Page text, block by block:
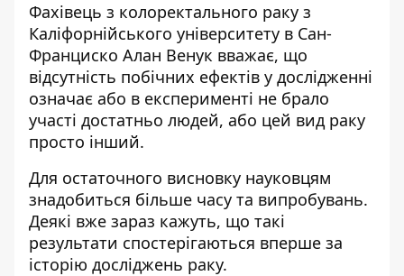
Фахівець з колоректального раку з
Каліфорнійського університету в Сан-
Франциско Алан Венук вважає, що
відсутність побічних ефектів у дослідженні
означає або в експерименті не брало
участі достатньо людей, або цей вид раку
просто інший.
Для остаточного висновку науковцям
знадобиться більше часу та випробувань.
Деякі вже зараз кажуть, що такі
результати спостерігаються вперше за
історію досліджень раку.